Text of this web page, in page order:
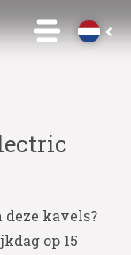
kavels?
op 15